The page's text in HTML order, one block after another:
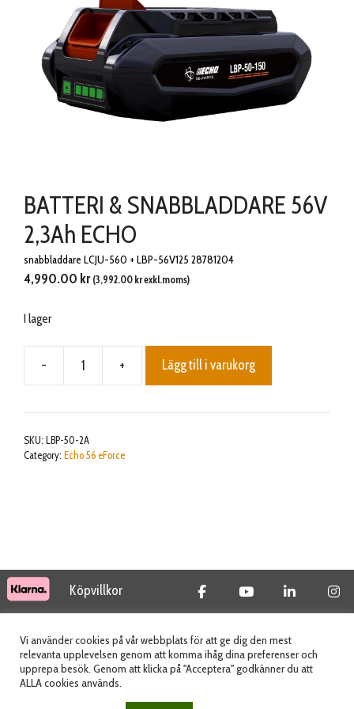
BATTERI & SNABBLADDARE 56V
2,3Ah ECHO
snabbladdare LCJU-560 + LBP-56V125 28781204
4,990.00 kr (3,992.00 krexkl.moms)
I lager
-
BATTERI
SNABBLADDARE
+ Lägg till i varukorg
SKU: LBP-50-2A
Category: Echo 56 eForce
Köpvillkor
© 2026 Tidab AB - All Rights Reserved
Vi använder cookies på vår webbplats för att ge dig den mest
relevanta upplevelsen genom att komma ihåg dina preferenser och
upprepa besök. Genom att klicka på "Acceptera" godkänner du att
ALLA cookies används.